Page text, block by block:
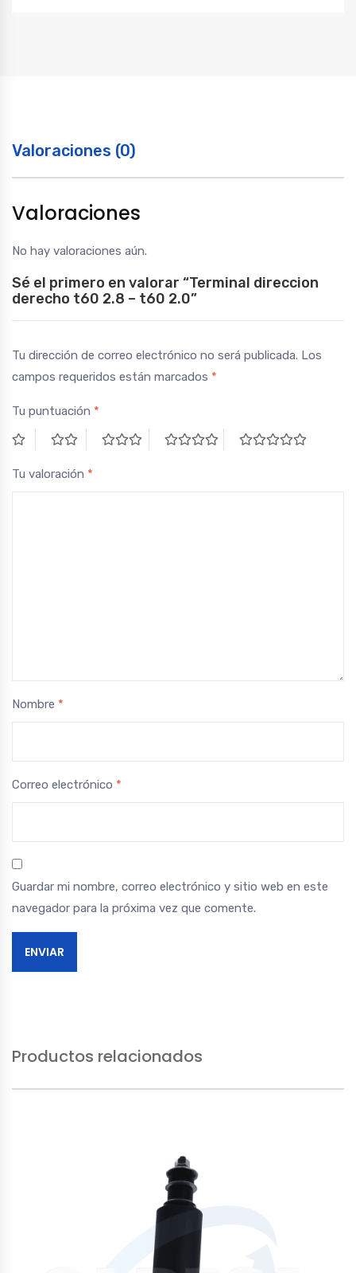
Valoraciones (0)
Valoraciones
No hay valoraciones aún.
Sé el primero en valorar “Terminal direccion
derecho t60 2.8 – t60 2.0”
Tu dirección de correo electrónico no será publicada. Los
campos requeridos están marcados *
Tu puntuación *
Tu valoración *
Nombre *
Correo electrónico *
Guardar mi nombre, correo electrónico y sitio web en este
navegador para la próxima vez que comente.
Productos relacionados